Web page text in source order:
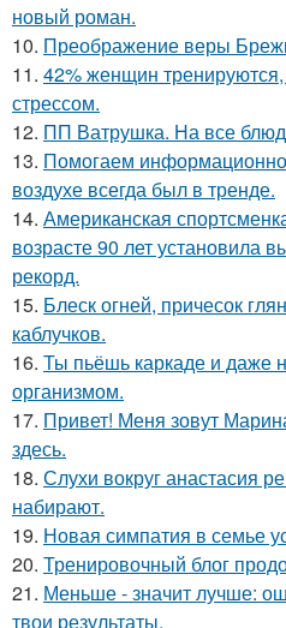
новый роман.
10. Преображение веры
11. 42% женщин
стрессом.
12. ПП Ватрушка. На все
13. Помогаем
воздухе всегда был в тренде.
14. Американская
возрасте 90 лет установила
рекорд.
15. Блеск огней, причесок
каблучков.
16. Ты пьёшь каркаде и даже
организмом.
17. Привет! Меня зовут
здесь.
18. Слухи вокруг анастасия
набирают.
19. Новая симпатия в семье
20. Тренировочный блог
21. Меньше - значит лучше:
твои результаты.